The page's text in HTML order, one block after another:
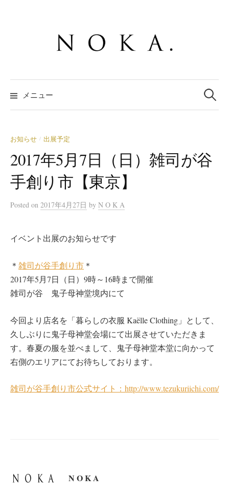
メニュー
検
索:
お知らせ / 出展予定
2017年5月7日（日）雑司が谷
手創り市【東京】
Posted on 2017年4月27日 by N O K A
イベント出展のお知らせです
＊ 雑司が谷手創り市 ＊
2017年5月7日（日）9時～16時まで開催
雑司が谷 鬼子母神堂境内にて
今回より店名を「暮らしの衣服 Kaëlle Clothing」として、
久しぶりに鬼子母神堂会場にて出展させていただきま
す。春夏の服を並べまして、鬼子母神堂本堂に向かって
右側のエリアにてお待ちしております。
雑司が谷手創り市公式サイト：http://www.tezukuriichi.com/
N O K A